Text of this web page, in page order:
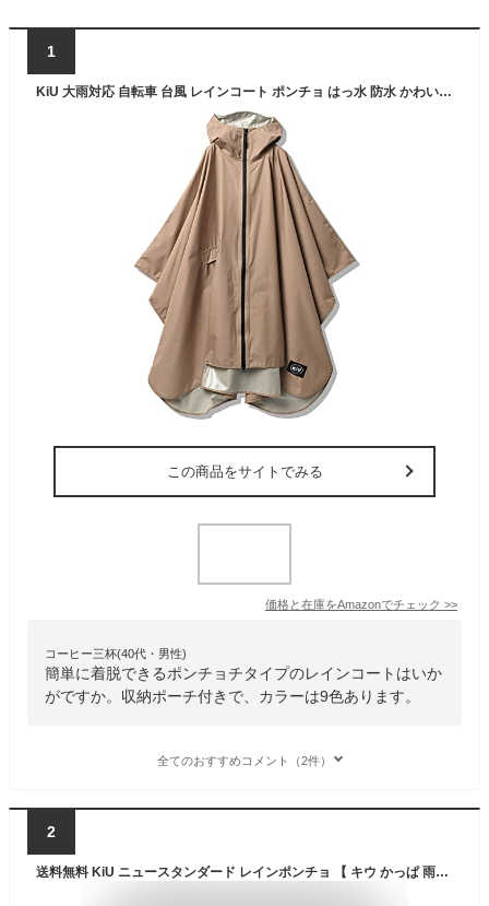
1
KiU 大雨対応 自転車 台風 レインコート ポンチョ はっ水 防水 かわいい おしゃれ ユニセックス メンズ レディース 男女兼用 レインポンチョ デイリー ベージュ K319-911
この商品をサイトでみる
価格と在庫をAmazonでチェック >>
コーヒー三杯(40代・男性)
簡単に着脱できるポンチョチタイプのレインコートはいか
がですか。収納ポーチ付きで、カラーは9色あります。
全てのおすすめコメント（2件）
2
送料無料 KiU ニュースタンダード レインポンチョ 【 キウ かっぱ 雨具 レインコート ポンチョ フェス アウトドア キャンプ 梅雨 通勤 通